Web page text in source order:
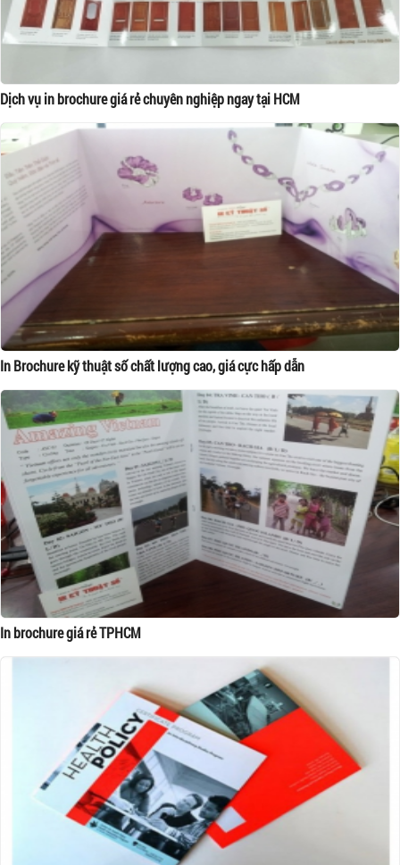
Dịch vụ in brochure giá rẻ chuyên nghiệp ngay tại HCM
In Brochure kỹ thuật số chất lượng cao, giá cực hấp dẫn
In brochure giá rẻ TPHCM